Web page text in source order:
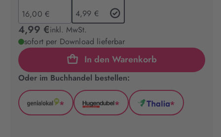
16,00 €
4,99 €
4,99 €inkl. MwSt.
sofort per Download lieferbar
In den Warenkorb
Oder im Buchhandel bestellen:
GenialLokal
*
Hugendubel
*
Thalia
*